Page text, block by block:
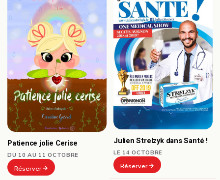
Patience jolie Cerise
DU 10 AU 11 OCTOBRE
Réserver
Julien Strelzyk dans Santé !
LE 14 OCTOBRE
Réserver